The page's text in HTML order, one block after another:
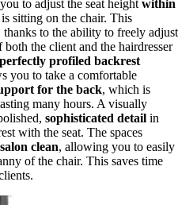
to adjust the seat heightwithin
sitting on the chair. This
thanks to the ability to freely adjust
the client and the hairdresser
profiled backrest
you to take a comfortable
for the back, which is
many hours. A visually
sophisticated detail in
with the seat. The spaces
clean, allowing you to easily
of the chair. This saves time